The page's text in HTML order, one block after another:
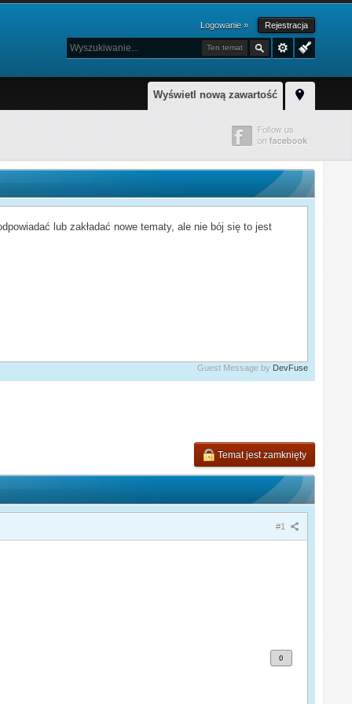
Logowanie » Rejestracja
Ten temat
Wyświetl nową zawartość
lub zakładać nowe tematy, ale nie bój się to jest
Guest Message by DevFuse
Temat jest zamknięty
#1
0